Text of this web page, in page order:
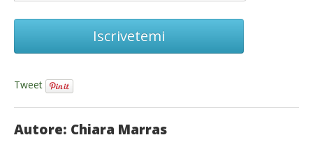
Iscrivetemi
Tweet
Autore: Chiara Marras